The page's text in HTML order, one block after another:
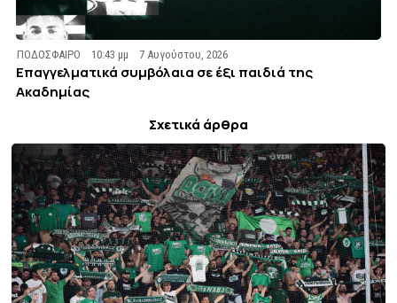
ΠΟΔΟΣΦΑΙΡΟ 10:43 μμ 7 Αυγούστου, 2026
Επαγγελματικά συμβόλαια σε έξι παιδιά της
Ακαδημίας
Σχετικά άρθρα